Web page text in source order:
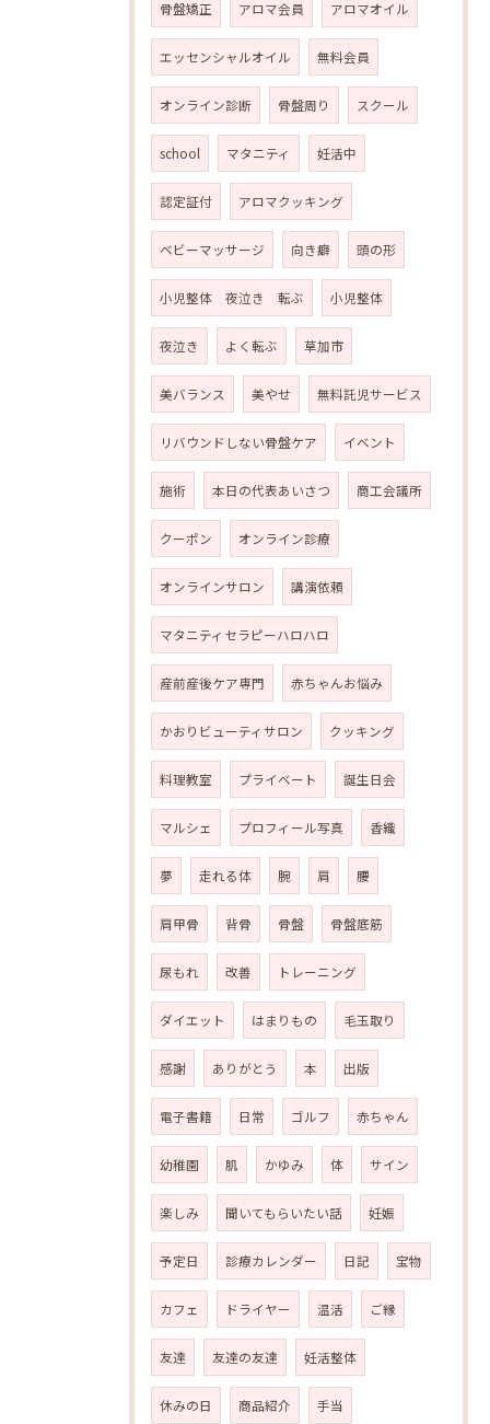
骨盤矯正 アロマ会員 アロマオイル
エッセンシャルオイル 無料会員
オンライン診断 骨盤周り スクール
school マタニティ 妊活中
認定証付 アロマクッキング
ベビーマッサージ 向き癖 頭の形
小児整体 夜泣き 転ぶ 小児整体
夜泣き よく転ぶ 草加市
美バランス 美やせ 無料託児サービス
リバウンドしない骨盤ケア イベント
施術 本日の代表あいさつ 商工会議所
クーポン オンライン診療
オンラインサロン 講演依頼
マタニティセラピーハロハロ
産前産後ケア専門 赤ちゃんお悩み
かおりビューティサロン クッキング
料理教室 プライベート 誕生日会
マルシェ プロフィール写真 香織
夢 走れる体 腕 肩 腰
肩甲骨 背骨 骨盤 骨盤底筋
尿もれ 改善 トレーニング
ダイエット はまりもの 毛玉取り
感謝 ありがとう 本 出版
電子書籍 日常 ゴルフ 赤ちゃん
幼稚園 肌 かゆみ 体 サイン
楽しみ 聞いてもらいたい話 妊娠
予定日 診療カレンダー 日記 宝物
カフェ ドライヤー 温活 ご縁
友達 友達の友達 妊活整体
休みの日 商品紹介 手当